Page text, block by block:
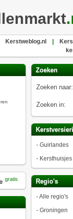
Kerstweblog.nl
gratis
Zoeken
Zoeken naar:
Zoeken in:
- Guirlandes
- Kersthuisjes
Regio's
-Alle regio's
- Groningen